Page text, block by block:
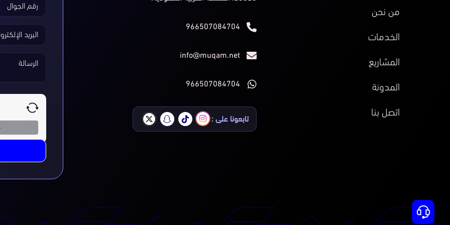
من نحن
الخدمات
المشاريع
المدونة
اتصل بنا
966507084704
info@muqam.net
966507084704
تابعونا على :
رقم الجوال
البريد
الرسالة